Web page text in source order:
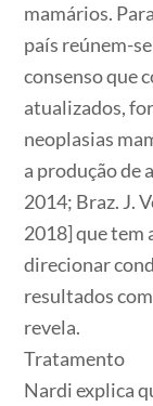
mamários.
país reúnem-
consenso que
atualizados,
neoplasias
a produção de
2014; Braz. J.
2018] que tem
direcionar
resultados
revela.
Tratamento
Nardi explica